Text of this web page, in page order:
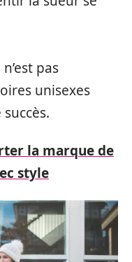
pas
unisexes
la marque de
style